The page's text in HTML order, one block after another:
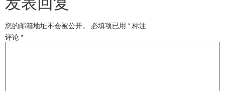
您的邮箱地址不会被公开。 必填项已用 * 标注
评论 *